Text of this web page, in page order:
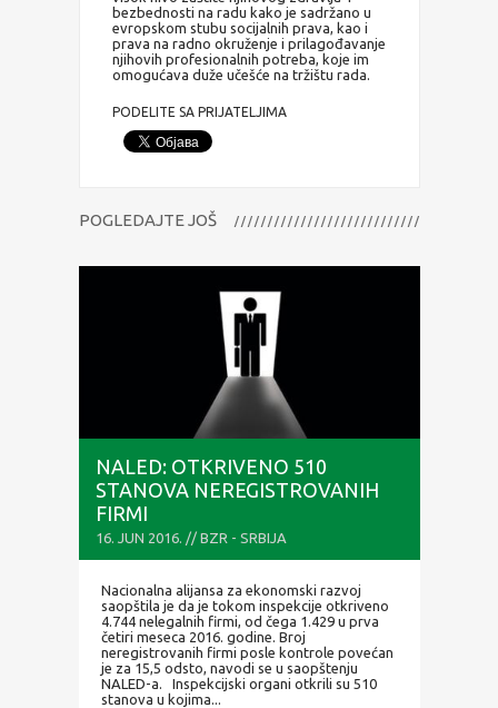
bezbednosti na radu kako je sadržano u
evropskom stubu socijalnih prava, kao i
prava na radno okruženje i prilagođavanje
njihovih profesionalnih potreba, koje im
omogućava duže učešće na tržištu rada.
PODELITE SA PRIJATELJIMA
POGLEDAJTE JOŠ
NALED: OTKRIVENO 510
STANOVA NEREGISTROVANIH
FIRMI
16. JUN 2016. // BZR - SRBIJA
Nacionalna alijansa za ekonomski razvoj
saopštila je da je tokom inspekcije otkriveno
4.744 nelegalnih firmi, od čega 1.429 u prva
četiri meseca 2016. godine. Broj
neregistrovanih firmi posle kontrole povećan
je za 15,5 odsto, navodi se u saopštenju
NALED-a. Inspekcijski organi otkrili su 510
stanova u kojima...